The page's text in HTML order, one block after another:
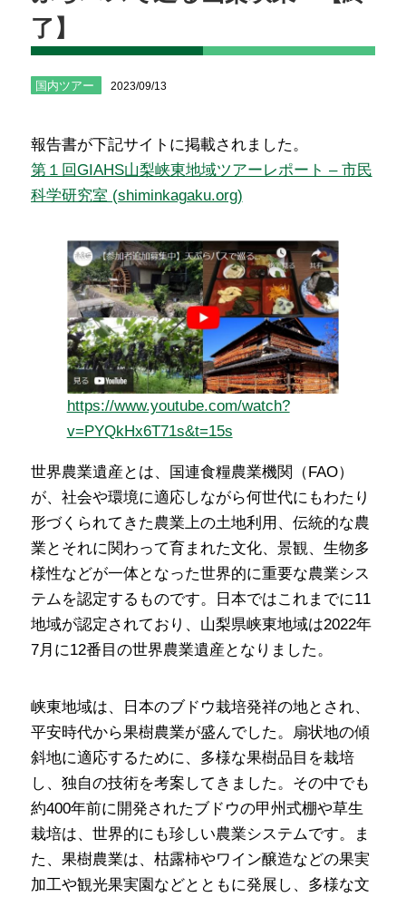
了】
国内ツアー 2023/09/13
報告書が下記サイトに掲載されました。
第１回GIAHS山梨峡東地域ツアーレポート – 市民
科学研究室 (shiminkagaku.org)
https://www.youtube.com/watch?
v=PYQkHx6T71s&t=15s
世界農業遺産とは、国連食糧農業機関（FAO）
が、社会や環境に適応しながら何世代にもわたり
形づくられてきた農業上の土地利用、伝統的な農
業とそれに関わって育まれた文化、景観、生物多
様性などが一体となった世界的に重要な農業シス
テムを認定するものです。日本ではこれまでに11
地域が認定されており、山梨県峡東地域は2022年
7月に12番目の世界農業遺産となりました。
峡東地域は、日本のブドウ栽培発祥の地とされ、
平安時代から果樹農業が盛んでした。扇状地の傾
斜地に適応するために、多様な果樹品目を栽培
し、独自の技術を考案してきました。その中でも
約400年前に開発されたブドウの甲州式棚や草生
栽培は、世界的にも珍しい農業システムです。ま
た、果樹農業は、枯露柿やワイン醸造などの果実
加工や観光果実園などとともに発展し、多様な文